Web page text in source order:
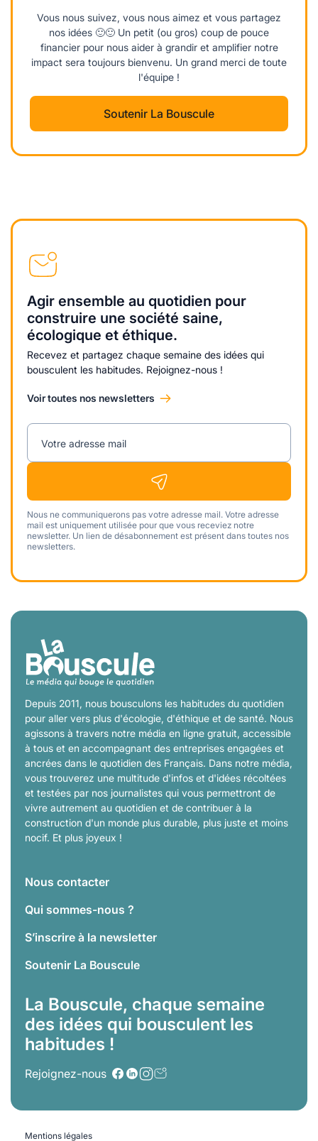
Vous nous suivez, vous nous aimez et vous partagez
nos idées 🙂🙂 Un petit (ou gros) coup de pouce
financier pour nous aider à grandir et amplifier notre
impact sera toujours bienvenu. Un grand merci de toute
l'équipe !
Soutenir La Bouscule
Agir ensemble au quotidien pour
construire une société saine,
écologique et éthique.
Recevez et partagez chaque semaine des idées qui
bousculent les habitudes. Rejoignez-nous !
Voir toutes nos newsletters
Votre adresse mail
Nous ne communiquerons pas votre adresse mail. Votre adresse
mail est uniquement utilisée pour que vous receviez notre
newsletter. Un lien de désabonnement est présent dans toutes nos
newsletters.
Depuis 2011, nous bousculons les habitudes du quotidien
pour aller vers plus d'écologie, d'éthique et de santé. Nous
agissons à travers notre média en ligne gratuit, accessible
à tous et en accompagnant des entreprises engagées et
ancrées dans le quotidien des Français. Dans notre média,
vous trouverez une multitude d'infos et d'idées récoltées
et testées par nos journalistes qui vous permettront de
vivre autrement au quotidien et de contribuer à la
construction d'un monde plus durable, plus juste et moins
nocif. Et plus joyeux !
Nous contacter
Qui sommes-nous ?
S’inscrire à la newsletter
Soutenir La Bouscule
La Bouscule, chaque semaine
des idées qui bousculent les
habitudes !
Rejoignez-nous
Mentions légales